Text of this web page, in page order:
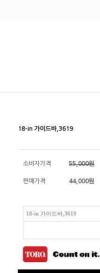
18-in 가이드바,3619
소비자가격 55,000원
판매가격 44,000원
18-in 가이드바,3619